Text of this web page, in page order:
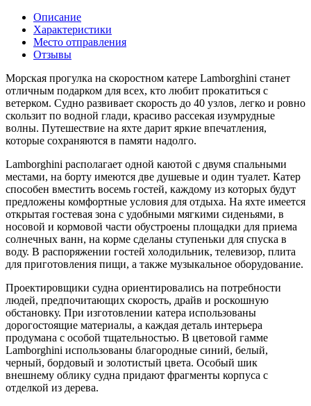
Описание
Характеристики
Место отправления
Отзывы
Морская прогулка на скоростном катере Lamborghini станет
отличным подарком для всех, кто любит прокатиться с
ветерком. Судно развивает скорость до 40 узлов, легко и ровно
скользит по водной глади, красиво рассекая изумрудные
волны. Путешествие на яхте дарит яркие впечатления,
которые сохраняются в памяти надолго.
Lamborghini располагает одной каютой с двумя спальными
местами, на борту имеются две душевые и один туалет. Катер
способен вместить восемь гостей, каждому из которых будут
предложены комфортные условия для отдыха. На яхте имеется
открытая гостевая зона с удобными мягкими сиденьями, в
носовой и кормовой части обустроены площадки для приема
солнечных ванн, на корме сделаны ступеньки для спуска в
воду. В распоряжении гостей холодильник, телевизор, плита
для приготовления пищи, а также музыкальное оборудование.
Проектировщики судна ориентировались на потребности
людей, предпочитающих скорость, драйв и роскошную
обстановку. При изготовлении катера использованы
дорогостоящие материалы, а каждая деталь интерьера
продумана с особой тщательностью. В цветовой гамме
Lamborghini использованы благородные синий, белый,
черный, бордовый и золотистый цвета. Особый шик
внешнему облику судна придают фрагменты корпуса с
отделкой из дерева.